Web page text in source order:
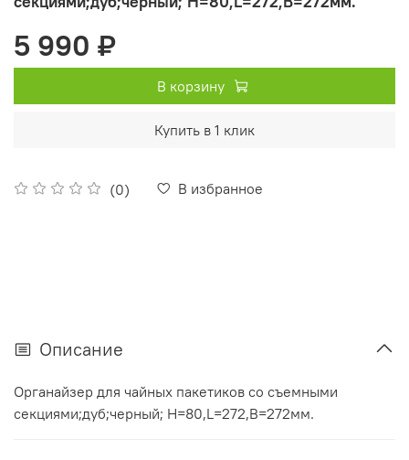
(0) В избранное
5 990 ₽
В корзину
Купить в 1 клик
Описание
Органайзер для чайных пакетиков со съемными
секциями;дуб;черный; H=80,L=272,B=272мм.